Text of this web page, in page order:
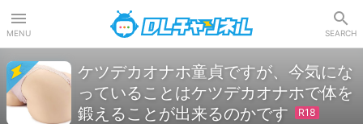
MENU SEARCH
ケツデカオナホ童貞ですが、今気にな
っていることはケツデカオナホで体を
鍛えることが出来るのかです